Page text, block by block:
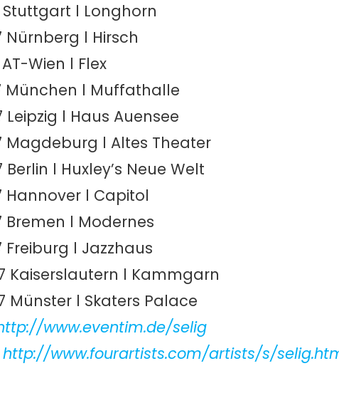
Stuttgart l Longhorn
Nürnberg l Hirsch
AT-Wien l Flex
München l Muffathalle
Leipzig l Haus Auensee
Magdeburg l Altes Theater
Berlin l Huxley’s Neue Welt
Hannover l Capitol
Bremen l Modernes
Freiburg l Jazzhaus
Kaiserslautern l Kammgarn
Münster l Skaters Palace
www.eventim.de/selig
http://www.fourartists.com/artists/s/